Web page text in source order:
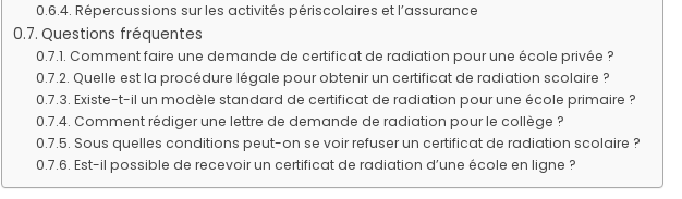
Répercussions sur les activités périscolaires et l’assurance
Questions fréquentes
Comment faire une demande de certificat de radiation pour une école privée ?
Quelle est la procédure légale pour obtenir un certificat de radiation scolaire ?
Existe-t-il un modèle standard de certificat de radiation pour une école primaire ?
Comment rédiger une lettre de demande de radiation pour le collège ?
Sous quelles conditions peut-on se voir refuser un certificat de radiation scolaire ?
Est-il possible de recevoir un certificat de radiation d’une école en ligne ?